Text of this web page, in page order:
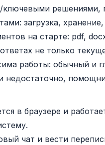
решениями,
загрузка,
на старте: pdf,
не только
работы: обычный и
недостаточно,
в браузере и
чат и вести